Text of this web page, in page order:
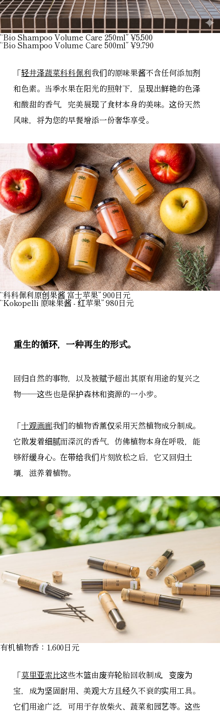
“Bio Shampoo Volume Care 250ml” ¥5,500
“Bio Shampoo Volume Care 500ml” ¥9,790
「轻井泽蔬菜科科佩利我们的原味果酱不含任何添加剂
和色素。当季水果在阳光的照射下，呈现出鲜艳的色泽
和酸甜的香气，完美展现了食材本身的美味。这份天然
风味，将为您的早餐增添一份奢华享受。
“科科佩利原创果酱 富士苹果” 900日元
“Kokopelli 原味果酱 - 红苹果” 980日元
重生的循环，一种再生的形式。
回归自然的事物，以及被赋予超出其原有用途的复兴之
物——这些也是保护森林和资源的一小步。
「十观画廊我们的植物香薰仅采用天然植物成分制成。
它散发着细腻而深沉的香气，仿佛植物本身在呼吸，能
够舒缓身心。在带给我们片刻放松之后，它又回归土
壤，滋养着植物。
有机植物香：1,600日元
「莫里亚索比这些木篮由废弃轮胎回收制成，变废为
宝，成为坚固耐用、美观大方且经久不衰的实用工具。
它们用途广泛，可用于存放柴火、蔬菜和园艺等。这些